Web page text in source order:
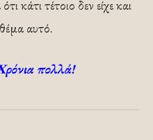
κάτι τέτοιο δεν είχε και
αυτό.
πολλά!